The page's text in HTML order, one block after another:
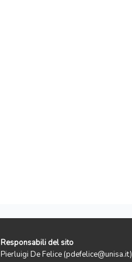
Responsabili del sito
Pierluigi De Felice (pdefelice@unisa.it)